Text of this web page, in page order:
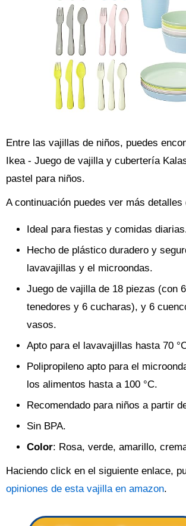
Entre las vajillas de niños, puedes
Ikea - Juego de vajilla y cubertería
pastel para niños.
A continuación puedes ver más
Ideal para fiestas y comidas
Hecho de plástico duradero y
lavavajillas y el microondas.
Juego de vajilla de 18 piezas (con
tenedores y 6 cucharas), y 6
vasos.
Apto para el lavavajillas hasta 70
Polipropileno apto para el
los alimentos hasta a 100 °C.
Recomendado para niños a partir
Sin BPA.
Color: Rosa, verde, amarillo,
Haciendo click en el siguiente enlace,
opiniones de esta vajilla en amazon.